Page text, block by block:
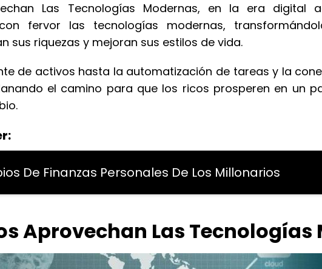
Las Tecnologías Modernas, en la era digital
fervor las tecnologías modernas,
sus riquezas y mejoran sus estilos de vida.
de activos hasta la automatización de tareas y la
el camino para que los ricos prosperen en un
De Finanzas Personales De Los Millonarios
Aprovechan Las Tecnologías